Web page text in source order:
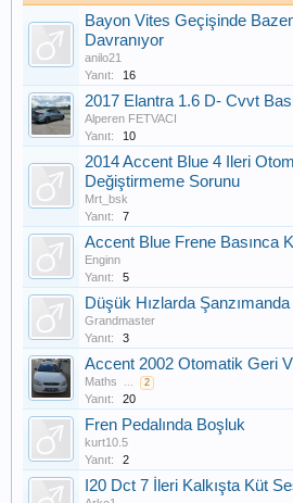
Bayon Vites Geçişinde
Davranıyor
anilo21
Yanıt:
16
2017 Elantra 1.6 D- Cvvt
Alperen FETVACI
Yanıt:
10
2014 Accent Blue 4 Ileri
Değiştirmeme Sorunu
Mrt_bsk
Yanıt:
7
Accent Blue Frene Basınca
Enginn
Yanıt:
5
Düşük Hızlarda
Grandmaster
Yanıt:
3
Accent 2002 Otomatik Geri
Maths ... 2
Yanıt: 20
Fren Pedalında Boşluk
kurt10.5
Yanıt:
2
I20 Dct 7 İleri Kalkışta Küt